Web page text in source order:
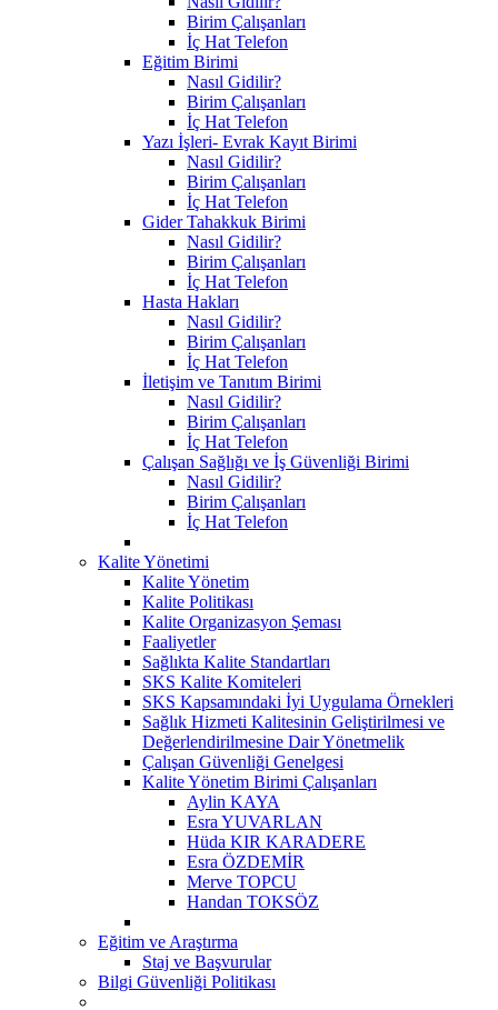
Birim Çalışanları
İç Hat Telefon
Eğitim Birimi
Nasıl Gidilir?
Birim Çalışanları
İç Hat Telefon
Yazı İşleri- Evrak Kayıt Birimi
Nasıl Gidilir?
Birim Çalışanları
İç Hat Telefon
Gider Tahakkuk Birimi
Nasıl Gidilir?
Birim Çalışanları
İç Hat Telefon
Hasta Hakları
Nasıl Gidilir?
Birim Çalışanları
İç Hat Telefon
İletişim ve Tanıtım Birimi
Nasıl Gidilir?
Birim Çalışanları
İç Hat Telefon
Çalışan Sağlığı ve İş Güvenliği Birimi
Nasıl Gidilir?
Birim Çalışanları
İç Hat Telefon
Kalite Yönetimi
Kalite Yönetim
Kalite Politikası
Kalite Organizasyon Şeması
Faaliyetler
Sağlıkta Kalite Standartları
SKS Kalite Komiteleri
SKS Kapsamındaki İyi Uygulama Örnekleri
Sağlık Hizmeti Kalitesinin Geliştirilmesi ve
Değerlendirilmesine Dair Yönetmelik
Çalışan Güvenliği Genelgesi
Kalite Yönetim Birimi Çalışanları
Aylin KAYA
Esra YUVARLAN
Hüda KIR KARADERE
Esra ÖZDEMİR
Merve TOPCU
Handan TOKSÖZ
Eğitim ve Araştırma
Staj ve Başvurular
Bilgi Güvenliği Politikası